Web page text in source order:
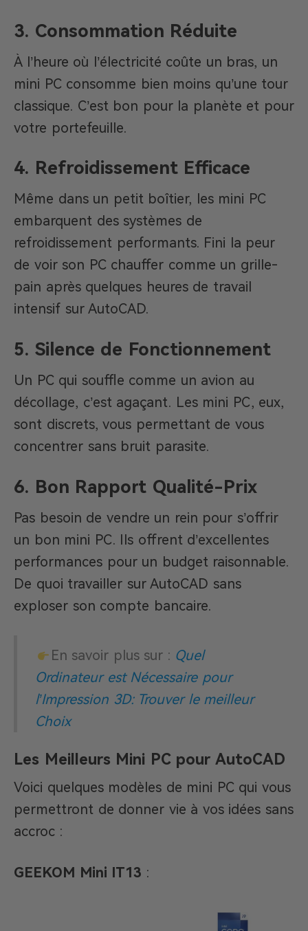
3. Consommation Réduite
À l’heure où l’électricité coûte un bras, un
mini PC consomme bien moins qu’une tour
classique. C’est bon pour la planète et pour
votre portefeuille.
4. Refroidissement Efficace
Même dans un petit boîtier, les mini PC
embarquent des systèmes de
refroidissement performants. Fini la peur
de voir son PC chauffer comme un grille-
pain après quelques heures de travail
intensif sur AutoCAD.
5. Silence de Fonctionnement
Un PC qui souffle comme un avion au
décollage, c’est agaçant. Les mini PC, eux,
sont discrets, vous permettant de vous
concentrer sans bruit parasite.
6. Bon Rapport Qualité-Prix
Pas besoin de vendre un rein pour s’offrir
un bon mini PC. Ils offrent d’excellentes
performances pour un budget raisonnable.
De quoi travailler sur AutoCAD sans
exploser son compte bancaire.
En savoir plus sur : Quel
Ordinateur est Nécessaire pour
l’Impression 3D: Trouver le meilleur
Choix
Les Meilleurs Mini PC pour AutoCAD
Voici quelques modèles de mini PC qui vous
permettront de donner vie à vos idées sans
accroc :
GEEKOM Mini IT13 :